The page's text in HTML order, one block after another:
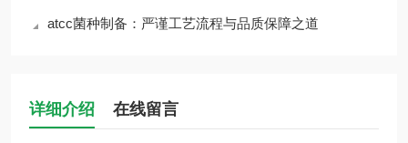
atcc菌种制备：严谨工艺流程与品质保障之道
详细介绍 在线留言